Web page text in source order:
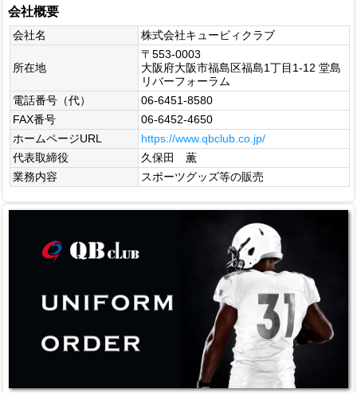
会社概要
会社名 株式会社キュービィクラブ
所在地
〒553-0003
大阪府大阪市福島区福島1丁目1-12 堂島
リバーフォーラム
電話番号（代）
06-6451-8580
FAX番号
06-6452-4650
ホームページURL
https://www.qbclub.co.jp/
代表取締役
久保田 薫
業務内容
スポーツグッズ等の販売